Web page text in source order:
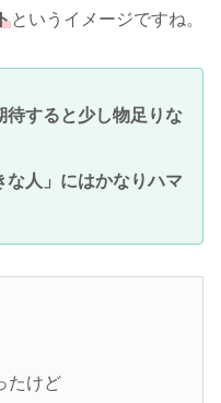
というイメージですね。
待すると少し物足りな
な人」にはかなりハマ
たけど